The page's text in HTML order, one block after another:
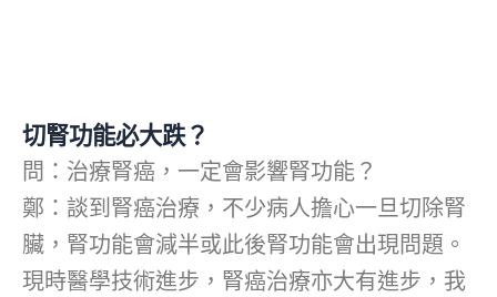
切腎功能必大跌？
問：治療腎癌，一定會影響腎功能？
鄭：談到腎癌治療，不少病人擔心一旦切除腎
臟，腎功能會減半或此後腎功能會出現問題。
現時醫學技術進步，腎癌治療亦大有進步，我